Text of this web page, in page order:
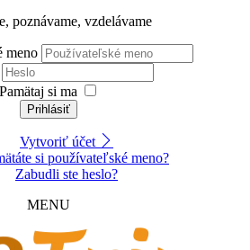
poznávame, vzdelávame
meno
Pamätaj si ma
Prihlásiť
Vytvoriť účet
si používateľské meno?
Zabudli ste heslo?
MENU